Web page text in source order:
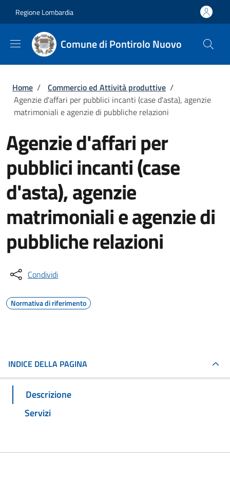
Regione Lombardia
Comune di Pontirolo Nuovo
Briciole di pane
Home / Commercio ed Attività produttive /
Agenzie d'affari per pubblici incanti (case d'asta), agenzie
matrimoniali e agenzie di pubbliche relazioni
Agenzie d'affari per
pubblici incanti (case
d'asta), agenzie
matrimoniali e agenzie di
pubbliche relazioni
Condividi
Normativa di riferimento
INDICE DELLA PAGINA
Descrizione
Servizi